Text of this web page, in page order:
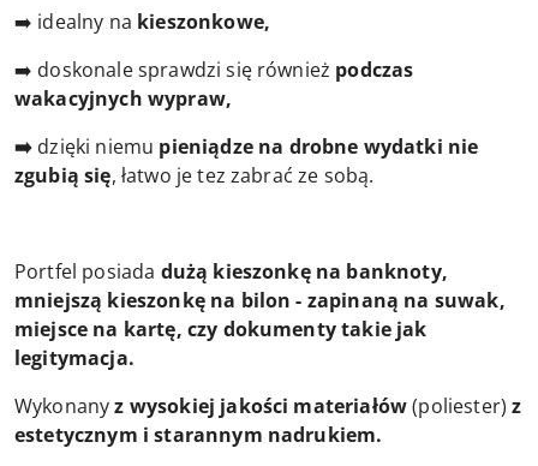
➡️ idealny na kieszonkowe,
➡️ doskonale sprawdzi się również podczas
wakacyjnych wypraw,
➡️ dzięki niemu pieniądze na drobne wydatki nie
zgubią się, łatwo je tez zabrać ze sobą.
Portfel posiada dużą kieszonkę na banknoty,
mniejszą kieszonkę na bilon - zapinaną na suwak,
miejsce na kartę, czy dokumenty takie jak
legitymacja.
Wykonanyz wysokiej jakości materiałów(poliester) z
estetycznym i starannym nadrukiem.